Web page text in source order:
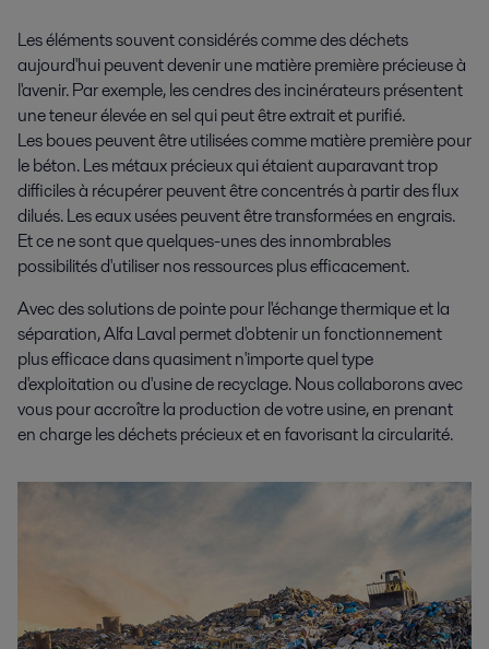
Les éléments souvent considérés comme des déchets
aujourd'hui peuvent devenir une matière première précieuse à
l'avenir. Par exemple, les cendres des incinérateurs présentent
une teneur élevée en sel qui peut être extrait et purifié.
Les boues peuvent être utilisées comme matière première pour
le béton. Les métaux précieux qui étaient auparavant trop
difficiles à récupérer peuvent être concentrés à partir des flux
dilués. Les eaux usées peuvent être transformées en engrais.
Et ce ne sont que quelques-unes des innombrables
possibilités d'utiliser nos ressources plus efficacement.
Avec des solutions de pointe pour l'échange thermique et la
séparation, Alfa Laval permet d'obtenir un fonctionnement
plus efficace dans quasiment n'importe quel type
d'exploitation ou d'usine de recyclage. Nous collaborons avec
vous pour accroître la production de votre usine, en prenant
en charge les déchets précieux et en favorisant la circularité.